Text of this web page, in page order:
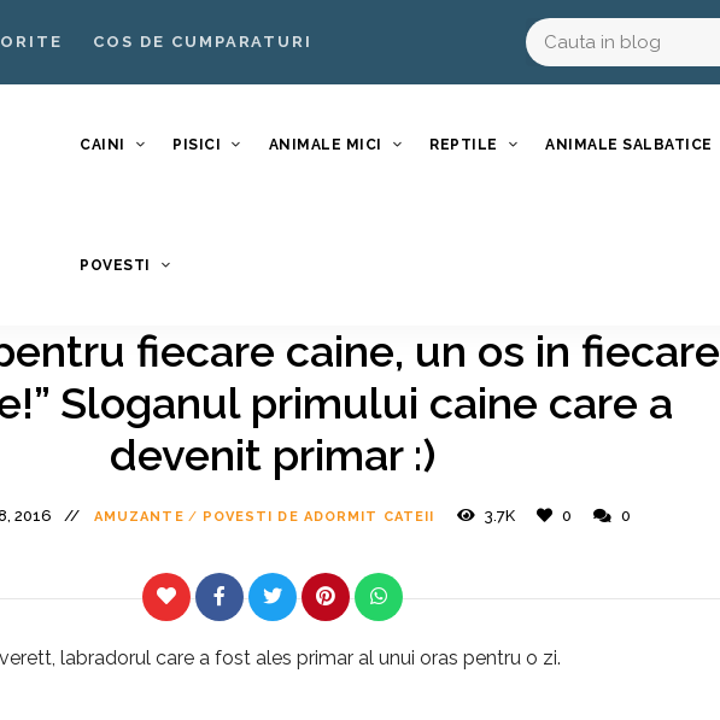
COS DE CUMPARATURI
CAINI PISICI ANIMALE MICI REPTILE ANIMALE SALBATICE
POVESTI
fiecare caine, un os in fiecare
Sloganul primului caine care a
devenit primar :)
2016 AMUZANTE / POVESTI DE ADORMIT CATEII 3.7K 0 0
labradorul care a fost ales primar al unui oras pentru o zi.